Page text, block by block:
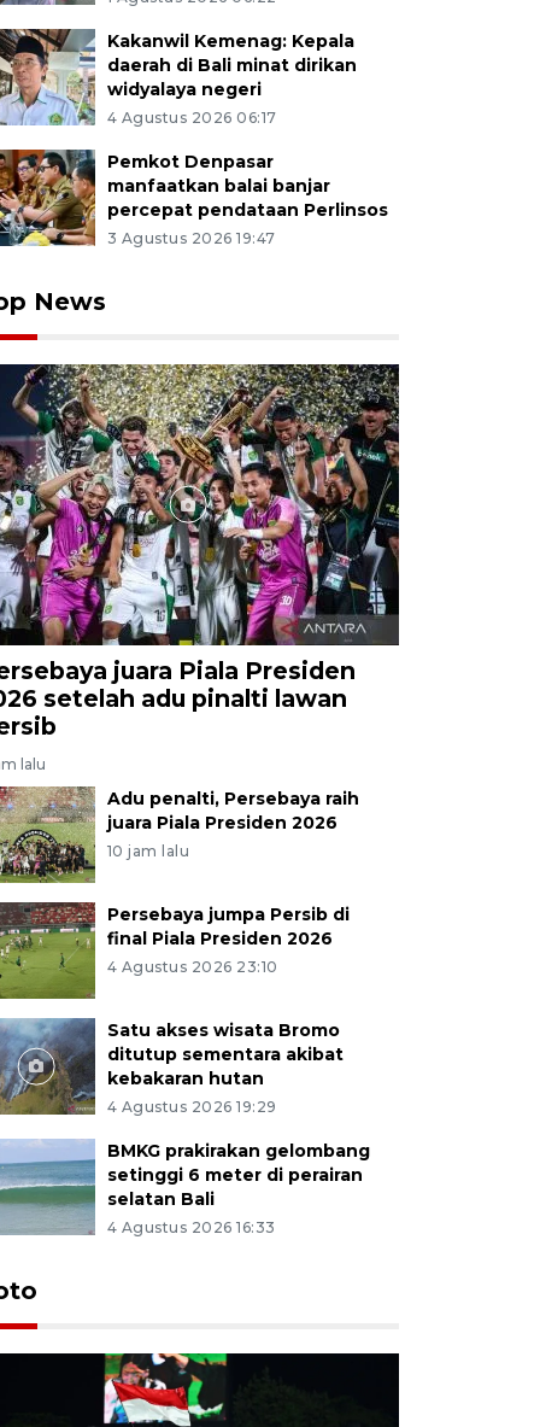
Kakanwil Kemenag: Kepala
daerah di Bali minat dirikan
widyalaya negeri
4 Agustus 2026 06:17
Pemkot Denpasar
manfaatkan balai banjar
percepat pendataan Perlinsos
3 Agustus 2026 19:47
News
juara Piala Presiden
setelah adu pinalti lawan
lalu
Adu penalti, Persebaya raih
juara Piala Presiden 2026
10 jam lalu
Persebaya jumpa Persib di
final Piala Presiden 2026
4 Agustus 2026 23:10
Satu akses wisata Bromo
ditutup sementara akibat
kebakaran hutan
4 Agustus 2026 19:29
BMKG prakirakan gelombang
setinggi 6 meter di perairan
selatan Bali
4 Agustus 2026 16:33